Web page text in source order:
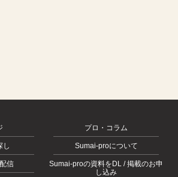
プロ・コラム
し Sumai-proについて
信
Sumai-proの資料をDL / 掲載のお申
し込み